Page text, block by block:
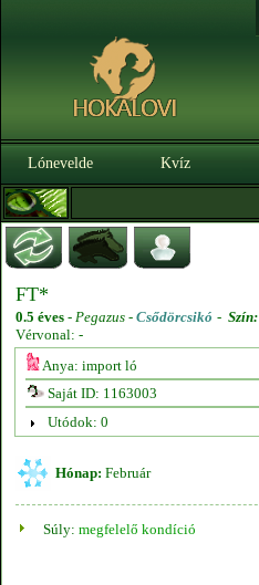
Lónevelde Kvíz
FT*
0.5 éves - Pegazus - Csődörcsikó - Szín:
Vérvonal: -
Anya: import ló
Saját ID: 1163003
Utódok: 0
Hónap: Február
Súly: megfelelő kondíció